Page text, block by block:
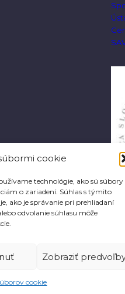
cookie
technológie, ako sú súbory
o zariadení. Súhlas s týmito
ako je správanie pri prehliadaní
odvolanie súhlasu môže
Zobraziť
cookie